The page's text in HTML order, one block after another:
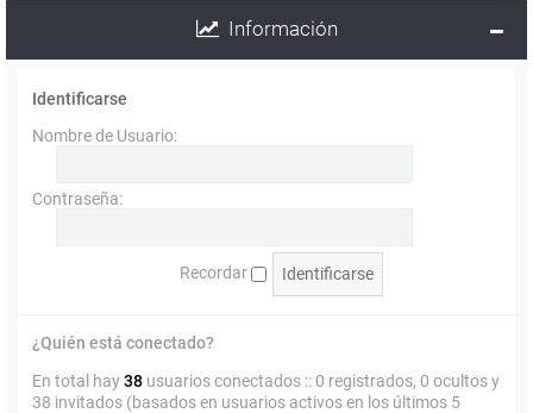
Información
Identificarse
Nombre de Usuario:
Contraseña:
Recordar
¿Quién está conectado?
En total hay38 usuarios conectados :: 0 registrados, 0 ocultos y
38 invitados (basados en usuarios activos en los últimos 5